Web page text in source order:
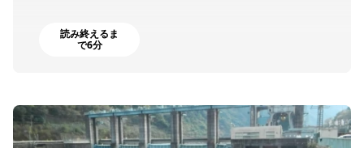
読み終えるま
で6分